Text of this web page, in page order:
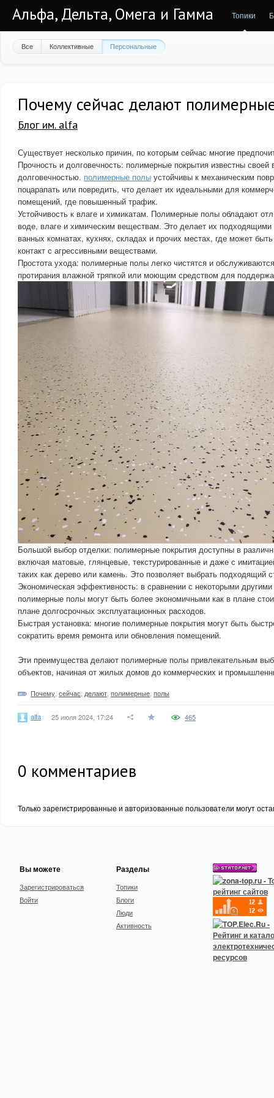
Альфа, Дельта, Омега и Гамма Топики
Все Коллективные Персональные
Почему сейчас делают
Блог им. alfa
Существует несколько причин, по которым сейчас многие
Прочность и долговечность: полимерные покрытия известны своей
долговечностью. полимерные полы устойчивы к механическим
поцарапать или повредить, что делает их идеальными для
помещений, где повышенный трафик.
Устойчивость к влаге и химикатам. Полимерные полы обладают
воде, влаге и химическим веществам. Это делает их подходящими
ванных комнатах, кухнях, складах и прочих местах, где может
контакт с агрессивными веществами.
Простота ухода: полимерные полы легко чистятся и
протирания влажной тряпкой или моющим средством для
Большой выбор отделки: полимерные покрытия доступны в
включая матовые, глянцевые, текстурированные и даже с
таких как дерево или камень. Это позволяет выбрать подходящий
Экономическая эффективность: в сравнении с некоторыми
полимерные полы могут быть более экономичными как в плане
плане долгосрочных эксплуатационных расходов.
Быстрая установка: многие полимерные покрытия могут быть
сократить время ремонта или обновления помещений.
Эти преимущества делают полимерные полы привлекательным
объектов, начиная от жилых домов до коммерческих и
Почему сейчас делают полимерные полы
alfa 25 июля 2024, 17:24 465
0 комментариев
Только зарегистрированные и авторизованные пользователи могут
Вы можете
Зарегистрироваться
Войти
Разделы
Топики
Блоги
Люди
Активность